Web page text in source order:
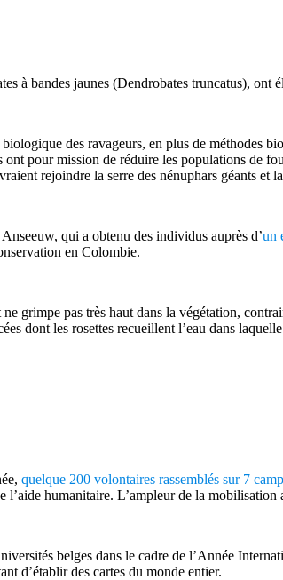
à bandes jaunes (Dendrobates truncatus),
des ravageurs, en plus de méthodes
pour mission de réduire les populations de
rejoindre la serre des nénuphars géants et
qui a obtenu des individus auprès d’un
en Colombie.
grimpe pas très haut dans la végétation,
dont les rosettes recueillent l’eau dans
quelque 200 volontaires rassemblés sur 7
humanitaire. L’ampleur de la
belges dans le cadre de l’Année
d’établir des cartes du monde entier.